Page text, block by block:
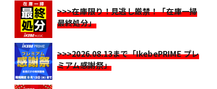
>>>在庫限り！見逃し厳禁！「在庫一掃
最終処分」
>>>2026.08.13まで「IkebePRIME プレ
ミアム感謝祭」